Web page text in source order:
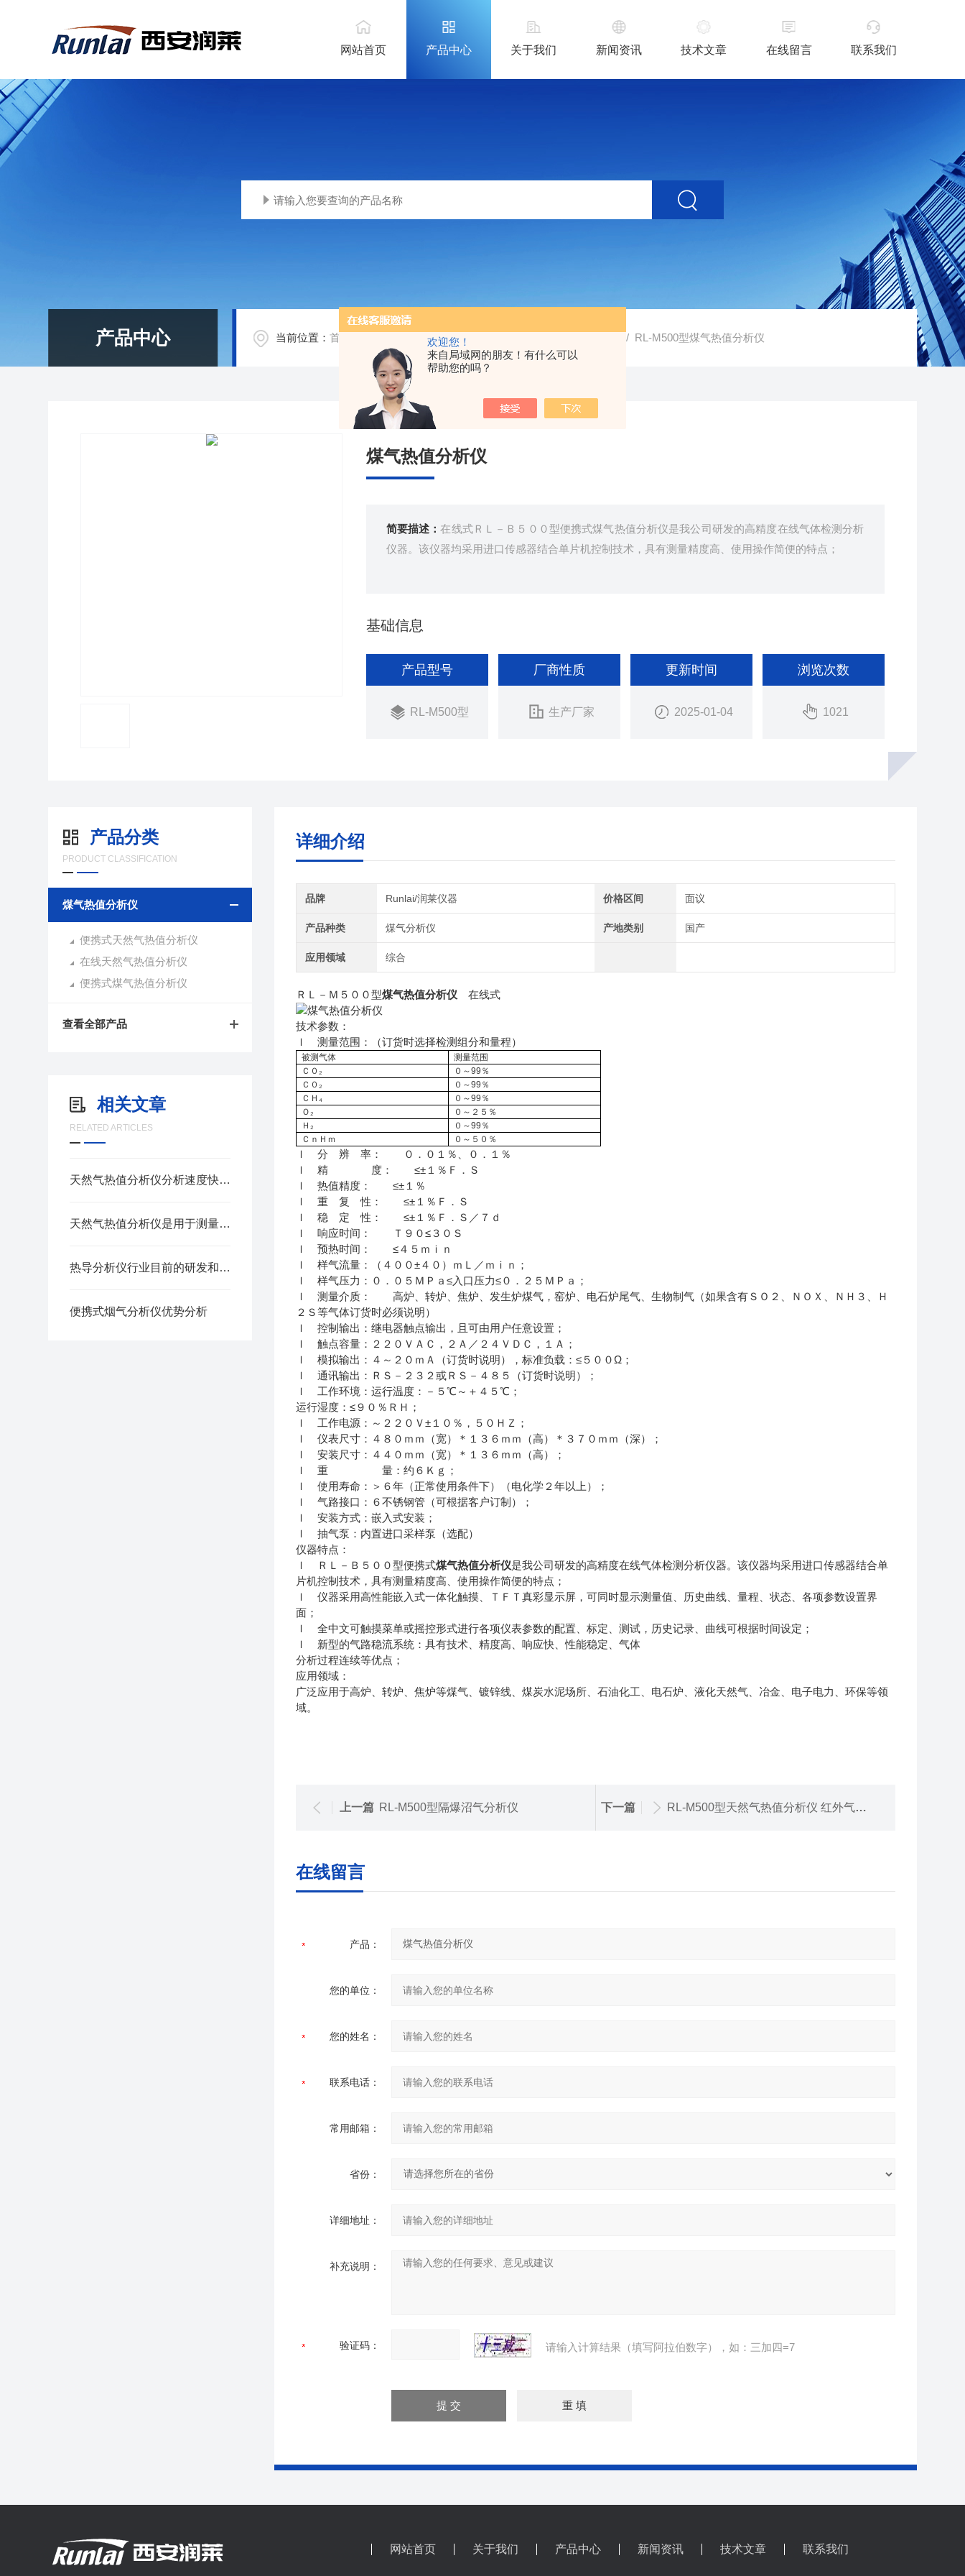
欢迎您！
来自局域网的朋友！有什么可以
帮助您的吗？
网站首页 产品中心 关于我们 新闻资讯 技术文章 在线留言 联系我们
产品中心 当前位置：首页 煤气热值分析仪 / RL-M500型煤气热值分析仪
煤气热值分析仪
简要描述：在线式ＲＬ－Ｂ５００型便携式煤气热值分析仪是我公司研发的高精度在线气体检测分析
仪器。该仪器均采用进口传感器结合单片机控制技术，具有测量精度高、使用操作简便的特点；
基础信息
产品型号
RL-M500型
厂商性质
生产厂家
更新时间
2025-01-04
浏览次数
1021
产品分类
PRODUCT CLASSIFICATION
煤气热值分析仪
便携式天然气热值分析仪
在线天然气热值分析仪
便携式煤气热值分析仪
查看全部产品
相关文章
RELATED ARTICLES
天然气热值分析仪分析速度快，能够迅速提供分析结果
天然气热值分析仪是用于测量天然气能量含量的关键设备
热导分析仪行业目前的研发和技术发展主要有以下几个方向
便携式烟气分析仪优势分析
详细介绍
品牌 Runlai/润莱仪器 价格区间 面议
产品种类 煤气分析仪 产地类别 国产
应用领域 综合
ＲＬ－Ｍ５００型煤气热值分析仪在线式
技术参数：
ｌ 测量范围：（订货时选择检测组分和量程）
被测气体
测量范围
Ｃ０₂
０～99％
Ｃ０₂
０～99％
ＣＨ₄
０～99％
Ｏ₂
０～２５％
Ｈ₂
０～99％
ＣｎＨｍ
０～５０％
ｌ 分 辨 率： ０．０１％、０．１％
ｌ 精 度： ≤±１％Ｆ．Ｓ
ｌ 热值精度： ≤±１％
ｌ 重 复 性： ≤±１％Ｆ．Ｓ
ｌ 稳 定 性： ≤±１％Ｆ．Ｓ／７ｄ
ｌ 响应时间： Ｔ９０≤３０Ｓ
ｌ 预热时间： ≤４５ｍｉｎ
ｌ 样气流量：（４００±４０）ｍＬ／ｍｉｎ；
ｌ 样气压力：０．０５ＭＰａ≤入口压力≤０．２５ＭＰａ；
ｌ 测量介质： 高炉、转炉、焦炉、发生炉煤气，窑炉、电石炉尾气、生物制气（如果含有ＳＯ２、ＮＯＸ、ＮＨ３、Ｈ
２Ｓ等气体订货时必须说明）
ｌ 控制输出：继电器触点输出，且可由用户任意设置；
ｌ 触点容量：２２０ＶＡＣ，２Ａ／２４ＶＤＣ，１Ａ；
ｌ 模拟输出：４～２０ｍＡ（订货时说明），标准负载：≤５００Ω；
ｌ 通讯输出：ＲＳ－２３２或ＲＳ－４８５（订货时说明）；
ｌ 工作环境：运行温度：－５℃～＋４５℃；
运行湿度：≤９０％ＲＨ；
ｌ 工作电源：～２２０Ｖ±１０％，５０ＨＺ；
ｌ 仪表尺寸：４８０ｍｍ（宽）＊１３６ｍｍ（高）＊３７０ｍｍ（深）；
ｌ 安装尺寸：４４０ｍｍ（宽）＊１３６ｍｍ（高）；
ｌ 重 量：约６Ｋｇ；
ｌ 使用寿命：＞６年（正常使用条件下）（电化学２年以上）；
ｌ 气路接口：６不锈钢管（可根据客户订制）；
ｌ 安装方式：嵌入式安装；
ｌ 抽气泵：内置进口采样泵（选配）
仪器特点：
ｌ ＲＬ－Ｂ５００型便携式煤气热值分析仪是我公司研发的高精度在线气体检测分析仪器。该仪器均采用进口传感器结合单
片机控制技术，具有测量精度高、使用操作简便的特点；
ｌ 仪器采用高性能嵌入式一体化触摸、ＴＦＴ真彩显示屏，可同时显示测量值、历史曲线、量程、状态、各项参数设置界
面；
ｌ 全中文可触摸菜单或摇控形式进行各项仪表参数的配置、标定、测试，历史记录、曲线可根据时间设定；
ｌ 新型的气路稳流系统：具有技术、精度高、响应快、性能稳定、气体
分析过程连续等优点；
应用领域：
广泛应用于高炉、转炉、焦炉等煤气、镀锌线、煤炭水泥场所、石油化工、电石炉、液化天然气、冶金、电子电力、环保等领
域。
上一篇 RL-M500型隔爆沼气分析仪 下一篇 RL-M500型天然气热值分析仪 红外气体分析仪
在线留言
产品：
您的单位：
您的姓名：
联系电话：
常用邮箱：
省份：
详细地址：
补充说明：
验证码： 请输入计算结果（填写阿拉伯数字），如：三加四=7
网站首页 关于我们 产品中心 新闻资讯 技术文章 联系我们